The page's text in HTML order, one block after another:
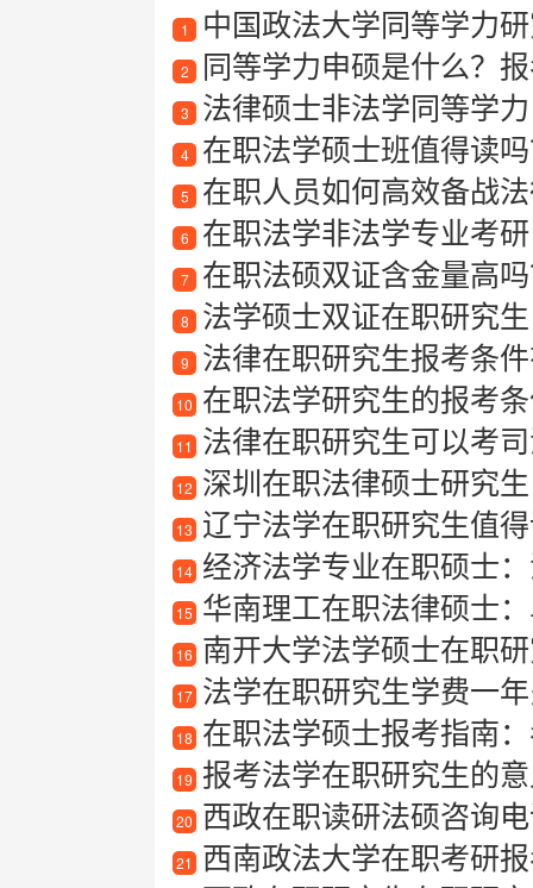
1 中国政法大学同等学力
2 同等学力申硕是什么？
3 法律硕士非法学同等学力
4 在职法学硕士班值得读
5 在职人员如何高效备战法律
6 在职法学非法学专业考研
7 在职法硕双证含金量高吗
8 法学硕士双证在职研究生
9 法律在职研究生报考条
10 在职法学研究生的报考
11 法律在职研究生可以考
12 深圳在职法律硕士研究生
13 辽宁法学在职研究生值得
14 经济法学专业在职硕士
15 华南理工在职法律硕士
16 南开大学法学硕士在职研
17 法学在职研究生学费一
18 在职法学硕士报考指南
19 报考法学在职研究生的
20 西政在职读研法硕咨询
21 西南政法大学在职考研报考